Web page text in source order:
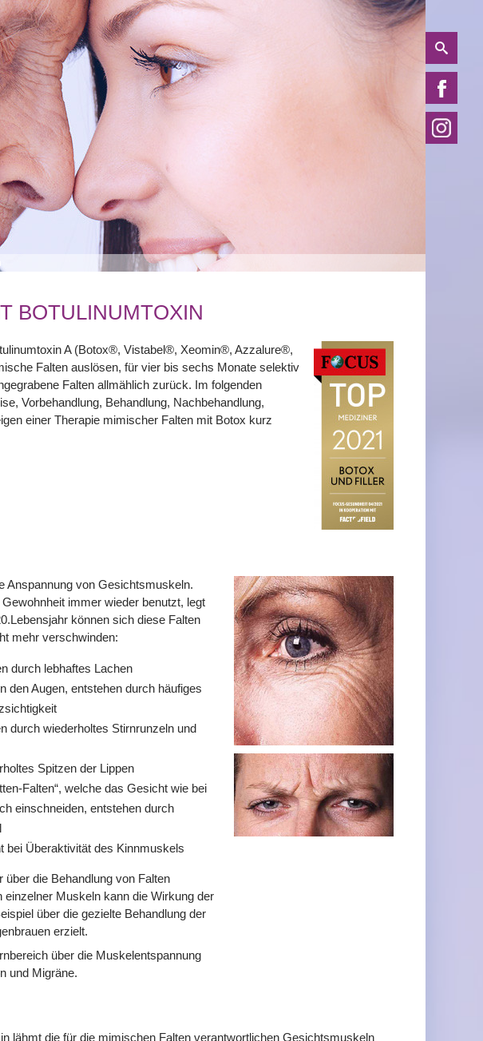
BOTULINUMTOXIN
A (Botox®, Vistabel®, Xeomin®, Azzalure®,
Falten auslösen, für vier bis sechs Monate selektiv
Falten allmählich zurück. Im folgenden
Vorbehandlung, Behandlung, Nachbehandlung,
einer Therapie mimischer Falten mit Botox kurz
Anspannung von Gesichtsmuskeln.
immer wieder benutzt, legt
können sich diese Falten
mehr verschwinden:
durch lebhaftes Lachen
den Augen, entstehen durch häufiges
durch wiederholtes Stirnrunzeln und
Spitzen der Lippen
Falten“, welche das Gesicht wie bei
einschneiden, entstehen durch
bei Überaktivität des Kinnmuskels
die Behandlung von Falten
Muskeln kann die Wirkung der
über die gezielte Behandlung der
erzielt.
über die Muskelentspannung
und Migräne.
lähmt die für die mimischen Falten verantwortlichen Gesichtsmuskeln